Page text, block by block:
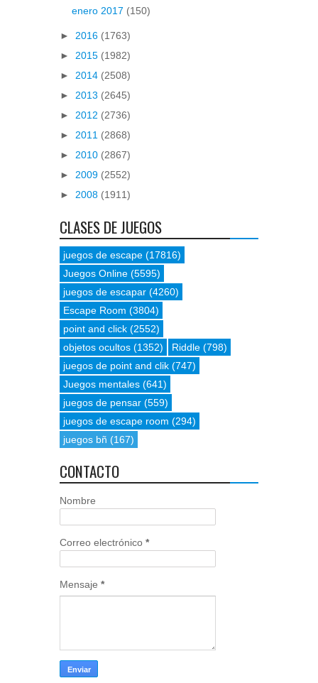
enero 2017 (150)
► 2016 (1763)
► 2015 (1982)
► 2014 (2508)
► 2013 (2645)
► 2012 (2736)
► 2011 (2868)
► 2010 (2867)
► 2009 (2552)
► 2008 (1911)
CLASES DE JUEGOS
juegos de escape (17816)
Juegos Online (5595)
juegos de escapar (4260)
Escape Room (3804)
point and click (2552)
objetos ocultos (1352) Riddle (798)
juegos de point and clik (747)
Juegos mentales (641)
juegos de pensar (559)
juegos de escape room (294)
juegos bñ (167)
CONTACTO
Nombre
Correo electrónico *
Mensaje *